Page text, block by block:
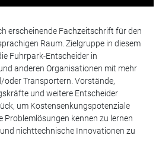
erscheinende Fachzeitschrift für den
Raum. Zielgruppe in diesem
Fuhrpark-Entscheider in
anderen Organisationen mit mehr
Transportern. Vorstände,
und weitere Entscheider
um Kostensenkungspotenziale
Problemlösungen kennen zu lernen
nichttechnische Innovationen zu